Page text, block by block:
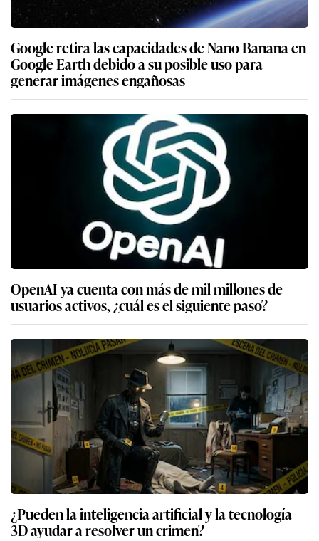
Google retira las capacidades de Nano Banana en
Google Earth debido a su posible uso para
generar imágenes engañosas
OpenAI ya cuenta con más de mil millones de
usuarios activos, ¿cuál es el siguiente paso?
¿Pueden la inteligencia artificial y la tecnología
3D ayudar a resolver un crimen?